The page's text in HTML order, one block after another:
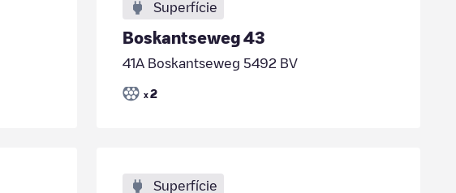
Superfície
Boskantseweg 43
41A Boskantseweg 5492 BV
x 2
Superfície